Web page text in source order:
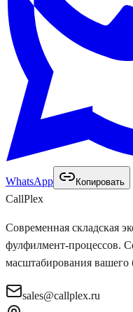
WhatsApp Копировать
CallPlex
Современная складская
фулфилмент-процессов.
масштабирования вашего
sales@callplex.ru